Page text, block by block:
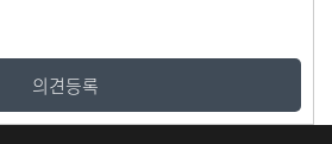
의견등록